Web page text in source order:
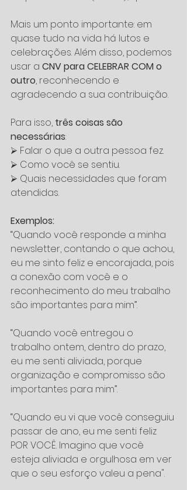
Mais um ponto importante: em
quase tudo na vida há lutos e
celebrações. Além disso, podemos
usar a CNV para CELEBRAR COM o
outro, reconhecendo e
agradecendo a sua contribuição.
Para isso, três coisas são
necessárias:
⮚ Falar o que a outra pessoa fez.
⮚ Como você se sentiu.
⮚ Quais necessidades que foram
atendidas.
Exemplos:
“Quando você responde a minha
newsletter, contando o que achou,
eu me sinto feliz e encorajada, pois
a conexão com você e o
reconhecimento do meu trabalho
são importantes para mim”.
“Quando você entregou o
trabalho ontem, dentro do prazo,
eu me senti aliviada, porque
organização e compromisso são
importantes para mim”.
“Quando eu vi que você conseguiu
passar de ano, eu me senti feliz
POR VOCÊ. Imagino que você
esteja aliviada e orgulhosa em ver
que o seu esforço valeu a pena".